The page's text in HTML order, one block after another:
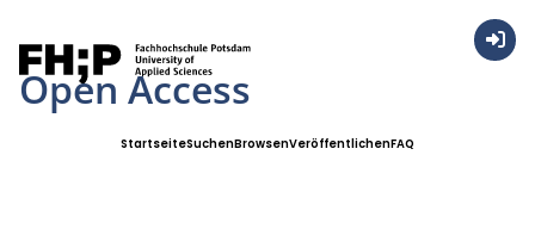
Open Access
StartseiteSuchenBrowsenVeröffentlichenFAQ